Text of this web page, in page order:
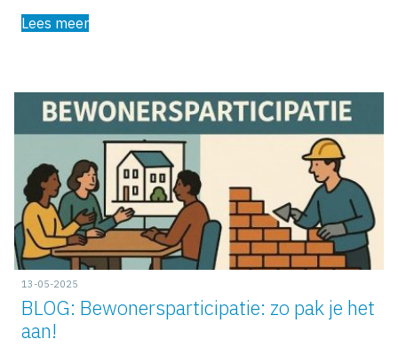
Lees meer
13-05-2025
BLOG: Bewonersparticipatie: zo pak je het
aan!